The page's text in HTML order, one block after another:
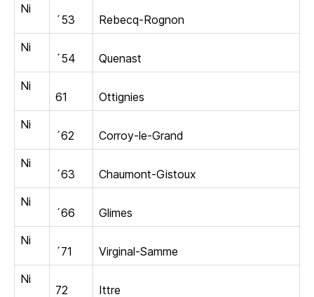
Ni
´53
Rebecq-Rognon
Ni
´54
Quenast
Ni
61
Ottignies
Ni
´62
Corroy-le-Grand
Ni
´63
Chaumont-Gistoux
Ni
´66
Glimes
Ni
´71
Virginal-Samme
Ni
72
Ittre